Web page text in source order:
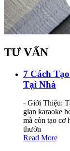
TƯ VẤN
7 Cách
Tại Nhà
- Giới Thiệu:
gian karaoke
mà còn tạo cơ
thưởn
Read More